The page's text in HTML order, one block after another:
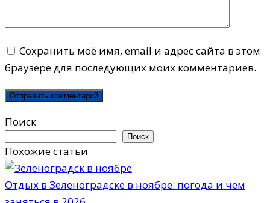
Сохранить моё имя, email и адрес сайта в этом
браузере для последующих моих комментариев.
Поиск
Поиск
Похожие статьи
Отдых в Зеленоградске в ноябре: погода и чем